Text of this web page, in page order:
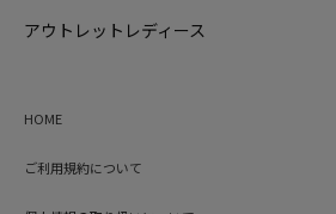
アウトレットレディース
HOME
ご利用規約について